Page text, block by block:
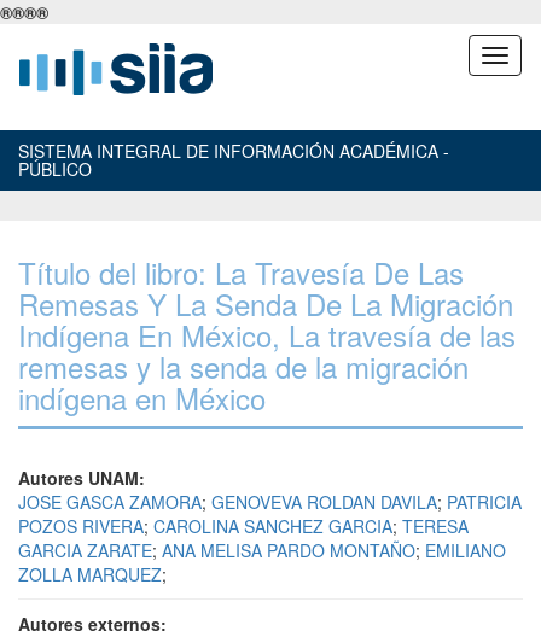
®®®®
SISTEMA INTEGRAL DE INFORMACIÓN ACADÉMICA -
PÚBLICO
Título del libro: La Travesía De Las
Remesas Y La Senda De La Migración
Indígena En México, La travesía de las
remesas y la senda de la migración
indígena en México
Autores UNAM:
JOSE GASCA ZAMORA; GENOVEVA ROLDAN DAVILA; PATRICIA
POZOS RIVERA; CAROLINA SANCHEZ GARCIA; TERESA
GARCIA ZARATE; ANA MELISA PARDO MONTAÑO; EMILIANO
ZOLLA MARQUEZ;
Autores externos: